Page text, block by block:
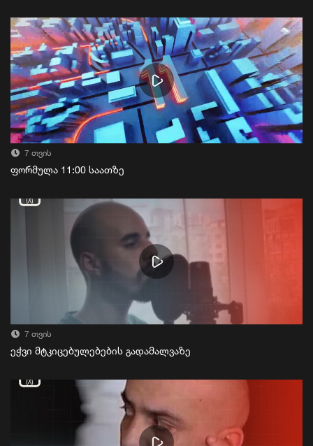
7 თვის
ფორმულა 11:00 საათზე
7 თვის
ეჭვი მტკიცებულებების გადამალვაზე